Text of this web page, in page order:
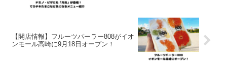
【開店情報】フルーツパーラー808がイオ
ンモール高崎に9月18日オープン！